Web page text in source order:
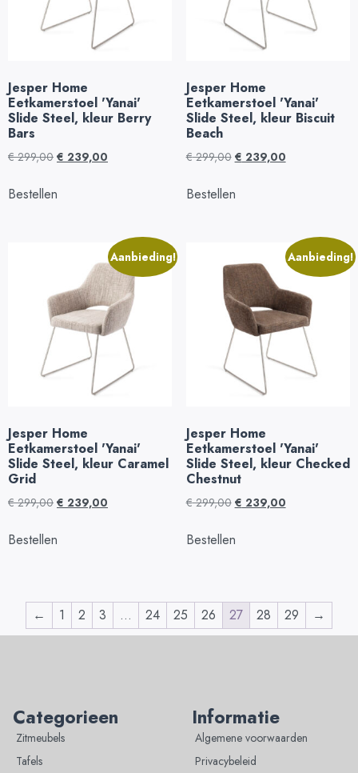
Jesper Home
Eetkamerstoel 'Yanai'
Slide Steel, kleur Berry
Bars
€299,00 € 239,00
Bestellen
Jesper Home
Eetkamerstoel 'Yanai'
Slide Steel, kleur Biscuit
Beach
€299,00 € 239,00
Bestellen
Aanbieding!
Jesper Home
Eetkamerstoel 'Yanai'
Slide Steel, kleur Caramel
Grid
€299,00 € 239,00
Bestellen
Aanbieding!
Jesper Home
Eetkamerstoel 'Yanai'
Slide Steel, kleur Checked
Chestnut
€299,00 € 239,00
Bestellen
← 1 2 3 … 24 25 26 27 28 29 →
Categorieen
Zitmeubels
Tafels
Informatie
Algemene voorwaarden
Privacybeleid